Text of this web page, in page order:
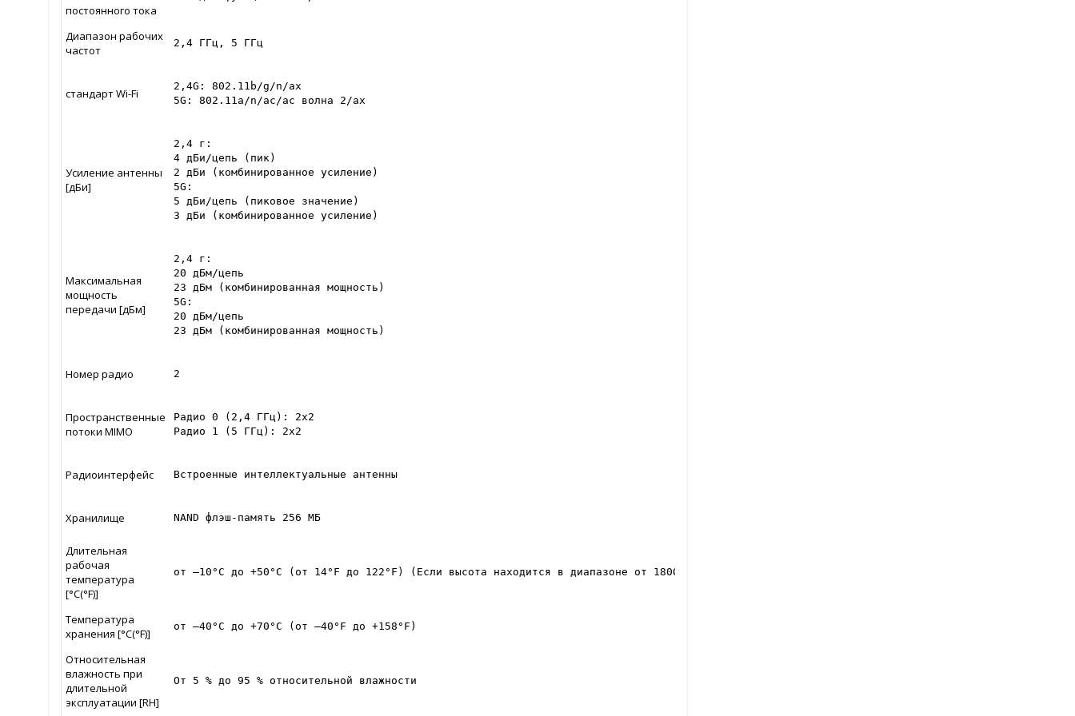
постоянного тока
Диапазон рабочих
частот
2,4 ГГц, 5 ГГц
стандарт Wi-Fi
2,4G: 802.11b/g/n/ax
5G: 802.11a/n/ac/ac волна 2/ax
Усиление антенны
[дБи]
2,4 г:
4 дБи/цепь (пик)
2 дБи (комбинированное усиление)
5G:
5 дБи/цепь (пиковое значение)
3 дБи (комбинированное усиление)
Максимальная
мощность
передачи [дБм]
2,4 г:
20 дБм/цепь
23 дБм (комбинированная мощность)
5G:
20 дБм/цепь
23 дБм (комбинированная мощность)
Номер радио 2
Пространственные
потоки MIMO
Радио 0 (2,4 ГГц): 2x2
Радио 1 (5 ГГц): 2х2
Радиоинтерфейс Встроенные интеллектуальные антенны
Хранилище NAND флэш-память 256 МБ
Длительная
рабочая
температура
[°C(°F)]
от –10°C до +50°C (от 14°F до 122°F) (Если высота находится в диапазоне от 1800 м до 5000 м, температура снижается на 1°C или 1,8°F каждый
Температура
хранения [°C(°F)]
от –40°C до +70°C (от –40°F до +158°F)
Относительная
влажность при
длительной
эксплуатации [RH]
От 5 % до 95 % относительной влажности